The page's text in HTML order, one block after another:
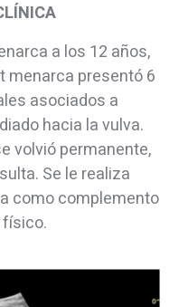
a los 12 años,
menarca presentó 6
asociados a
hacia la vulva.
volvió permanente,
Se le realiza
como complemento